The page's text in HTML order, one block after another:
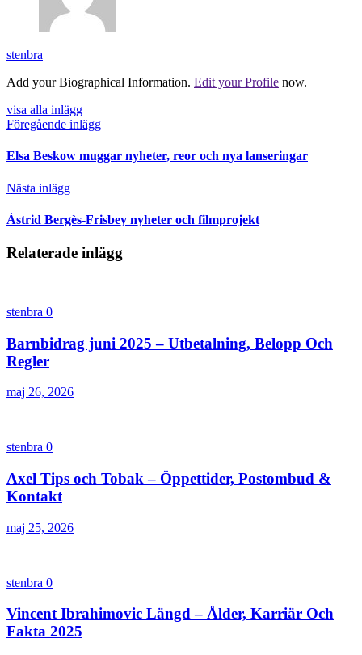
stenbra
Add your Biographical Information. Edit your Profile now.
visa alla inlägg
Föregående inlägg
Elsa Beskow muggar nyheter, reor och nya lanseringar
Nästa inlägg
Àstrid Bergès-Frisbey nyheter och filmprojekt
Relaterade inlägg
stenbra 0
Barnbidrag juni 2025 – Utbetalning, Belopp Och
Regler
maj 26, 2026
stenbra 0
Axel Tips och Tobak – Öppettider, Postombud &
Kontakt
maj 25, 2026
stenbra 0
Vincent Ibrahimovic Längd – Ålder, Karriär Och
Fakta 2025